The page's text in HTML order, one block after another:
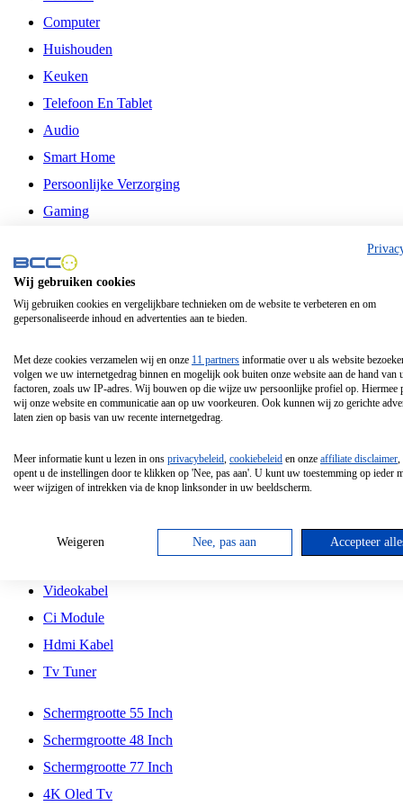
Computer
Huishouden
Keuken
Telefoon En Tablet
Audio
Smart Home
Persoonlijke Verzorging
Gaming
Philips
Schermgrootte 24 Inch
Schermgrootte 85 Inch
Schermgrootte 98 Inch
Tcl
Hd Led Tv
Antennekabel
Videokabel
Ci Module
Hdmi Kabel
Tv Tuner
Schermgrootte 55 Inch
Schermgrootte 48 Inch
Schermgrootte 77 Inch
4K Oled Tv
Wij gebruiken cookies
Wij gebruiken cookies en vergelijkbare technieken om de website te verbeteren en om
gepersonaliseerde inhoud en advertenties aan te bieden.
Met deze cookies verzamelen wij en onze 11 partners informatie over u als website
volgen we uw internetgedrag binnen en mogelijk ook buiten onze website aan de hand van
factoren, zoals uw IP-adres. Wij bouwen op die wijze uw persoonlijke profiel op. Hiermee
wij onze website en communicatie aan op uw voorkeuren. Ook kunnen wij zo gerichte
laten zien op basis van uw recente internetgedrag.
Meer informatie kunt u lezen in ons privacybeleid, cookiebeleid en onze affiliate disclaimer,
opent u de instellingen door te klikken op 'Nee, pas aan'. U kunt uw toestemming op ieder
weer wijzigen of intrekken via de knop linksonder in uw beeldscherm.
Weigeren Nee, pas aan Accepteer